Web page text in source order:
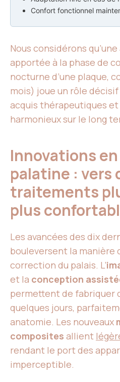
Confort fonctionnel
Nous considérons
apportée à la phase de
nocturne d’une plaque,
mois) joue un rôle
acquis thérapeutiques
harmonieux sur le long
Innovations
palatine : vers
traitements
plus
Les avancées des dix
bouleversent la manière
correction du palais. L’
et la conception
permettent de fabriquer
quelques jours,
anatomie. Les nouveaux
composites allient
rendant le port des
imperceptible.